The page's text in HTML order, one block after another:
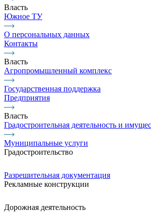
Власть
Южное ТУ
О персональных данных
Контакты
Власть
Агропромышленный комплекс
Государственная поддержка
Предприятия
Власть
Градостроительная деятельность и
Муниципальные услуги
Градостроительство
Разрешительная документация
Рекламные конструкции
Дорожная деятельность